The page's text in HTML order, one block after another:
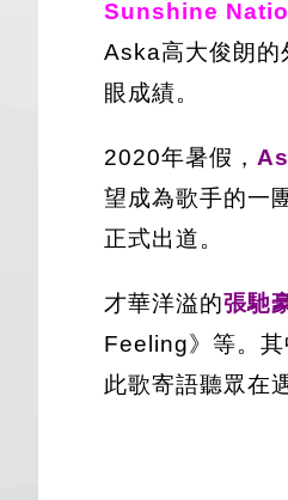
Sunshine
Aska高大俊朗的
眼成績。
2020年暑假，
望成為歌手的一
正式出道。
才華洋溢的張馳
Feeling》等。
此歌寄語聽眾在